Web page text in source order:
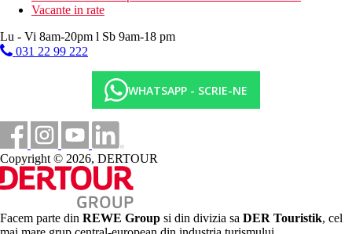
Vacante in rate
Lu - Vi 8am-20pm l Sb 9am-18 pm
031 22 99 222
WHATSAPP - SCRIE-NE
Copyright © 2026, DERTOUR
Facem parte din REWE Group si din divizia sa DER Touristik, cel